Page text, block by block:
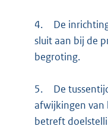
4.
De
sluit aan bij de
begroting.
5.
De
afwijkingen van
betreft